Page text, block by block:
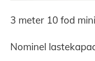
3 meter 10 fod
Nominel